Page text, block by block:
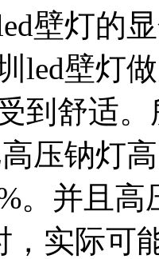
壁灯的
led壁灯
到舒适
压钠灯
。并且
，实际可